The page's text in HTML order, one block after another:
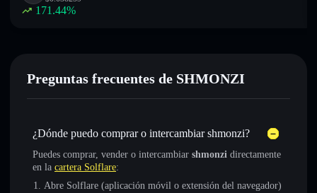
171.44%
Preguntas frecuentes de SHMONZI
¿Dónde puedo comprar o intercambiar shmonzi?
Puedes comprar, vender o intercambiar shmonzi directamente
en la cartera Solflare:
Abre Solflare (aplicación móvil o extensión del navegador)